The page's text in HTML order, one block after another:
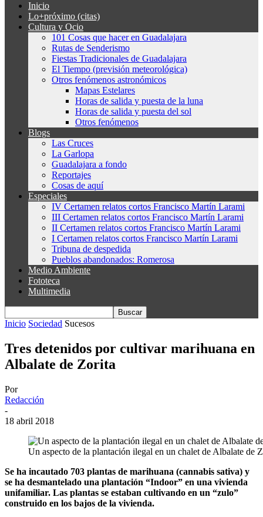
Inicio
Lo+próximo (citas)
Cultura y Ocio
101 Cosas que hacer en Guadalajara
Rutas de Senderismo
Fiestas Tradicionales de Guadalajara
El Tiempo (previsión meteorológica)
Otros fenómenos astronómicos
Mapas Estelares
Horas de salida y puesta de la luna
Horas de salida y puesta del sol
Otros fenómenos
Blogs
Las Cruces
La Garlopa
Guadalajara a fondo
Reportajes
Cosas de aquí
Especiales
IV Certamen relatos cortos Francisco Martín Larami
III Certamen relatos cortos Francisco Martín Larami
II Certamen relatos cortos Francisco Martín Larami
I Certamen relatos cortos Francisco Martín Larami
Tribuna de despedida
Pueblos abandonados: Romerosa
Medio Ambiente
Fototeca
Multimedia
Inicio Sociedad Sucesos
Tres detenidos por cultivar marihuana en
Albalate de Zorita
Por
Redacción
-
18 abril 2018
Un aspecto de la plantación ilegal en un chalet de Albalate de
Se ha incautado 703 plantas de marihuana (cannabis sativa) y
se ha desmantelado una plantación “Indoor” en una vivienda
unifamiliar. Las plantas se estaban cultivando en un “zulo”
construido en los bajos de la vivienda.